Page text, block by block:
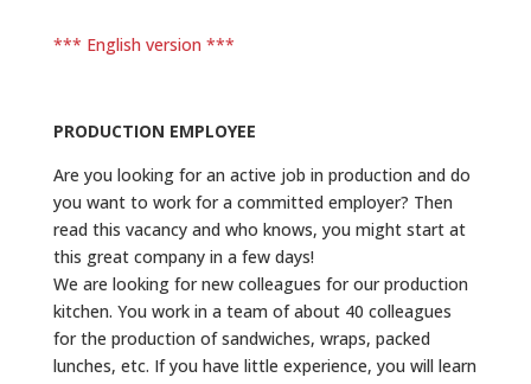
*** English version ***
PRODUCTION EMPLOYEE
Are you looking for an active job in production and do
you want to work for a committed employer? Then
read this vacancy and who knows, you might start at
this great company in a few days!
We are looking for new colleagues for our production
kitchen. You work in a team of about 40 colleagues
for the production of sandwiches, wraps, packed
lunches, etc. If you have little experience, you will learn